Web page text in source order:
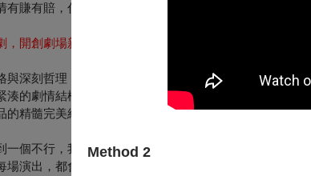
Method 2
賺有賠，付出前請詳閱公開說明書。
開創劇場新紀元
與深刻哲理，以其獨特的劇情和幽默風格而大受好評
湊的劇情結構，成功展現原作魅力。
的精髓完美結合，讓觀眾在笑聲中思考人生的哲理。
一個不行，我只能說如果你覺得這戲不好看的話，你可
場演出，都會根據時事進行版本升級，加入現今最夯話